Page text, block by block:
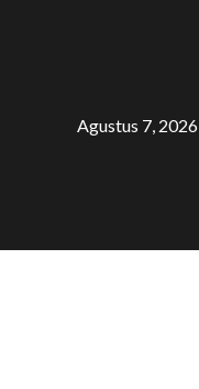
Agustus 7, 2026